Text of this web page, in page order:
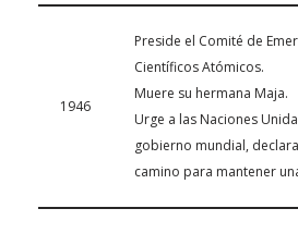
1946
Preside el Comité de
Científicos Atómicos.
Muere su hermana Maja.
Urge a las Naciones
gobierno mundial,
camino para mantener